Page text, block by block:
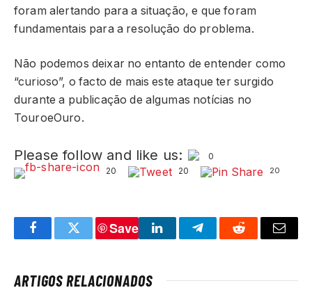
foram alertando para a situação, e que foram
fundamentais para a resolução do problema.
Não podemos deixar no entanto de entender como
“curioso”, o facto de mais este ataque ter surgido
durante a publicação de algumas notícias no
TouroeOuro.
Please follow and like us:
0
20
20 20
FacebookTwitter
Save
LinkedInTelegramReddit Email
ARTIGOS RELACIONADOS